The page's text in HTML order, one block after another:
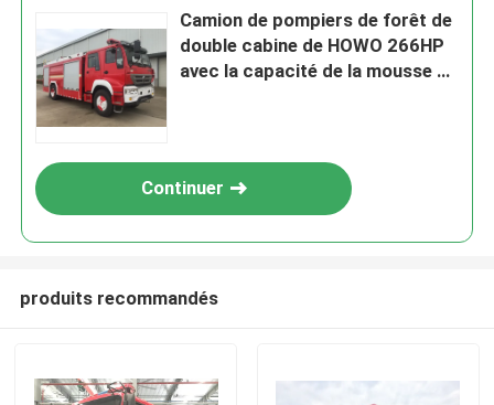
Camion de pompiers de forêt de
double cabine de HOWO 266HP
avec la capacité de la mousse de
Continuer
produits recommandés